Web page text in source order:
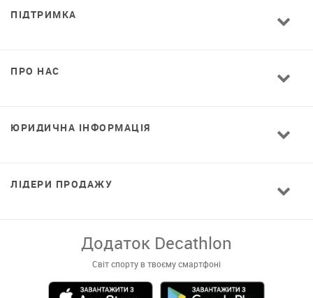
ПІДТРИМКА
ПРО НАС
ЮРИДИЧНА ІНФОРМАЦІЯ
ЛІДЕРИ ПРОДАЖУ
Завантажуй додаток!
Комфортні покупки, ексклюзивні
пропозиції і зручний каталог в твоєму телефоні